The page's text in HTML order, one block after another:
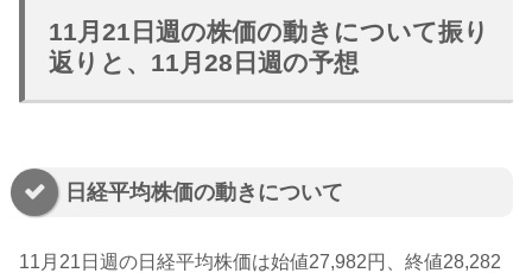
11月21日週の株価の動きについて振り
返りと、11月28日週の予想
日経平均株価の動きについて
11月21日週の日経平均株価は始値27,982円、終値28,282